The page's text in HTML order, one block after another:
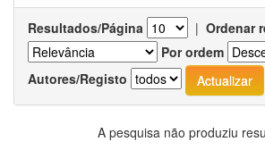
Resultados/Página | Ordenar
Por ordem
Autores/Registo
A pesquisa não produziu